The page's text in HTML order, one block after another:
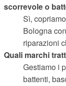
scorrevole o
Sì,
Bologna
riparazioni
Quali marchi
Gestiamo i
battenti,